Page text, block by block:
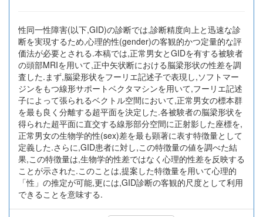
性同一性障害(以下,GID)の診断では,診断精度向上と迅速な診
断を実現するため,心理的性(gender)の客観的かつ定量的な評
価法が必要とされる.本稿では,正常男女とGIDを有する被験者
の頭部MRIを用いて,正中矢状断における脳梁形状の性差を調
査した.まず,脳梁形状をフーリエ記述子で表現し,ソフトマー
ジンをもつ線形サポートベクタマシンを用いて,フーリエ記述
子によって張られるベクトル空間において,正常男女の標本群
を最も良く分離する超平面を決定した.各被験者の脳梁形状を
得られた超平面に直交する線形部分空間に正射影した座標を,
正常男女の生物学的性(sex)差を最も顕著に表す特徴量として
定義した.さらに,GID患者に対し,この特徴量の値を調べた結
果,この特徴量は,生物学的性差ではなく心理的性差を反映する
ことが示された.このことは,提案した特徴量を用いて心理的
「性」の推定が可能,更には,GID診断の客観的尺度として利用
できることを意味する.